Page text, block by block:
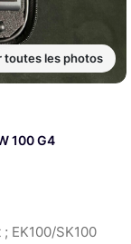
toutes les photos
100 G4
EK100/SK100